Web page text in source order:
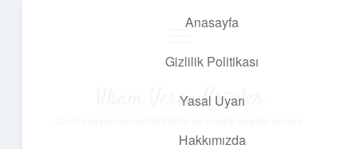
Anasayfa
Gizlilik Politikası
Yasal Uyarı
Hakkımızda
İlham Veren Köşeler